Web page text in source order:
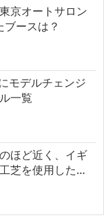
京オートサロン
ースは？
モデルチェンジ
一覧
ほど近く、イギ
芝を使用した…